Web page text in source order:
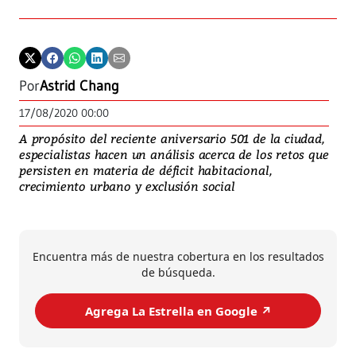
PorAstrid Chang
17/08/2020 00:00
A propósito del reciente aniversario 501 de la ciudad,
especialistas hacen un análisis acerca de los retos que
persisten en materia de déficit habitacional,
crecimiento urbano y exclusión social
Encuentra más de nuestra cobertura en los resultados
de búsqueda.
Agrega La Estrella en Google ↗️